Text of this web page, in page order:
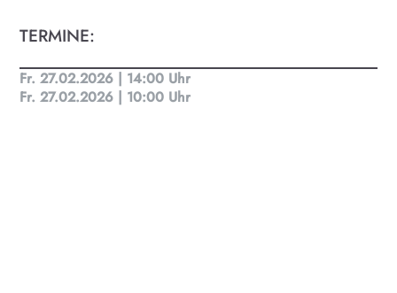
TERMINE:
Fr. 27.02.2026 | 14:00 Uhr
Fr. 27.02.2026 | 10:00 Uhr
KULTplan ABO